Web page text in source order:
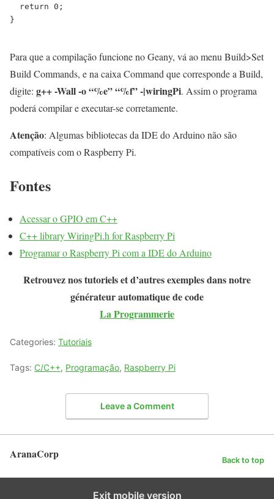
}
Para que a compilação funcione no Geany, vá ao menu Build>Set
Build Commands, e na caixa Command que corresponde a Build,
digite: g++ -Wall -o “%e” “%f” -|wiringPi. Assim o programa
poderá compilar e executar-se corretamente.
Atenção: Algumas bibliotecas da IDE do Arduino não são
compatíveis com o Raspberry Pi.
Fontes
Acessar o GPIO em C++
C++ library WiringPi.h for Raspberry Pi
Programar o Raspberry Pi com a IDE do Arduino
Retrouvez nos tutoriels et d’autres exemples dans notre
générateur automatique de code
La Programmerie
Categories: Tutoriais
Tags: C/C++, Programação, Raspberry Pi
Leave a Comment
AranaCorp Back to top
Exit mobile version